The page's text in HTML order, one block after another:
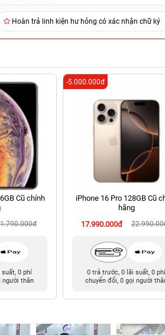
Hoàn trả linh kiện hư hỏng có xác nhận chữ ký
Cũ chính
0 phí
người thân
iPhone 16 Pro 128GB Cũ
hãng
17.990.000đ
-5.000.000đ
0 trả trước, 0 lãi suất, 0 phí
chuyển đổi, 0 gọi người